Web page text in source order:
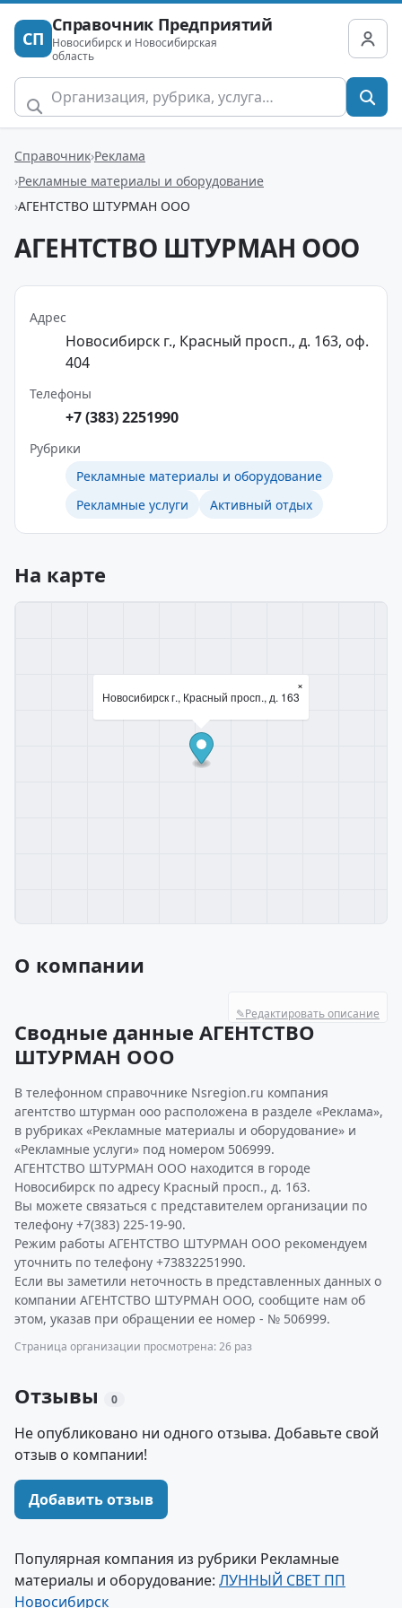
СП
Справочник Предприятий
Новосибирск и Новосибирская
область
Справочник Реклама
Рекламные материалы и оборудование
АГЕНТСТВО ШТУРМАН ООО
АГЕНТСТВО ШТУРМАН ООО
Адрес
Новосибирск г., Красный просп., д. 163, оф.
404
Телефоны
+7 (383) 2251990
Рубрики
Рекламные материалы и оборудование
Рекламные услуги
Активный отдых
На карте
Новосибирск г., Красный просп., д. 163
×
О компании
✎Редактировать описание
Сводные данные АГЕНТСТВО
ШТУРМАН ООО
В телефонном справочнике Nsregion.ru компания
агентство штурман ооо расположена в разделе «Реклама»,
в рубриках «Рекламные материалы и оборудование» и
«Рекламные услуги» под номером 506999.
АГЕНТСТВО ШТУРМАН ООО находится в городе
Новосибирск по адресу Красный просп., д. 163.
Вы можете связаться с представителем организации по
телефону +7(383) 225-19-90.
Режим работы АГЕНТСТВО ШТУРМАН ООО рекомендуем
уточнить по телефону +73832251990.
Если вы заметили неточность в представленных данных о
компании АГЕНТСТВО ШТУРМАН ООО, сообщите нам об
этом, указав при обращении ее номер - № 506999.
Страница организации просмотрена: 26 раз
Отзывы 0
Не опубликовано ни одного отзыва. Добавьте свой
отзыв о компании!
Добавить отзыв
Популярная компания из рубрики Рекламные
материалы и оборудование: ЛУННЫЙ СВЕТ ПП
Новосибирск